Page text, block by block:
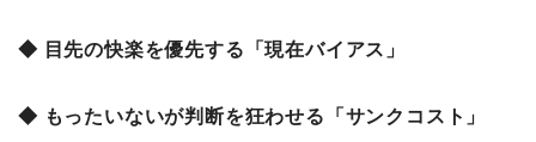
◆ 目先の快楽を優先する「現在バイアス」
◆ もったいないが判断を狂わせる「サンクコスト」